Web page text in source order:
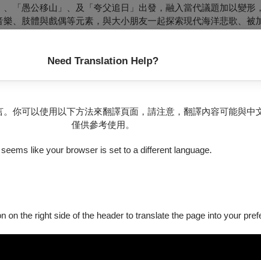
Need Translation Help?
你可以使用以下方法來翻譯頁面，請注意，翻譯內容可能與中
僅供參考使用。
seems like your browser is set to a different language.
on the right side of the header to translate the page into your
「愚公移山」、及「夸父追日」出發，融入當代議題加以變形
、肢體與戲偶等元素，與大小朋友一起探索現代海洋悲歌、被